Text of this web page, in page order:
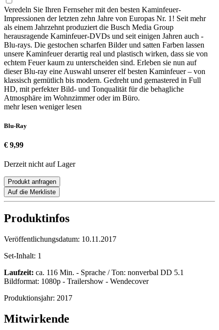
Veredeln Sie Ihren Fernseher mit den besten Kaminfeuer-
Impressionen der letzten zehn Jahre von Europas Nr. 1! Seit mehr
als einem Jahrzehnt produziert die Busch Media Group
herausragende Kaminfeuer-DVDs und seit einigen Jahren auch -
Blu-rays. Die gestochen scharfen Bilder und satten Farben lassen
unsere Kaminfeuer derartig real und plastisch wirken, dass sie von
echtem Feuer kaum zu unterscheiden sind. Erleben sie nun auf
dieser Blu-ray eine Auswahl unserer elf besten Kaminfeuer – von
klassisch gemütlich bis modern. Gedreht und gemastered in Full
HD, mit perfekter Bild- und Tonqualität für die behagliche
Atmosphäre im Wohnzimmer oder im Büro.
mehr lesen weniger lesen
Blu-Ray
€ 9,99
Derzeit nicht auf Lager
Produkt anfragen
Auf die Merkliste
Produktinfos
Veröffentlichungsdatum: 10.11.2017
Set-Inhalt: 1
Laufzeit: ca. 116 Min. - Sprache / Ton: nonverbal DD 5.1
Bildformat: 1080p - Trailershow - Wendecover
Produktionsjahr: 2017
Mitwirkende